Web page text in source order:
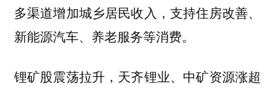
多渠道增加城乡居民收入，支持住房改善、
新能源汽车、养老服务等消费。
锂矿股震荡拉升，天齐锂业、中矿资源涨超